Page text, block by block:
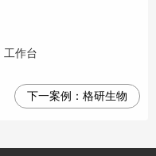
工作台
下一案例： 格研生物